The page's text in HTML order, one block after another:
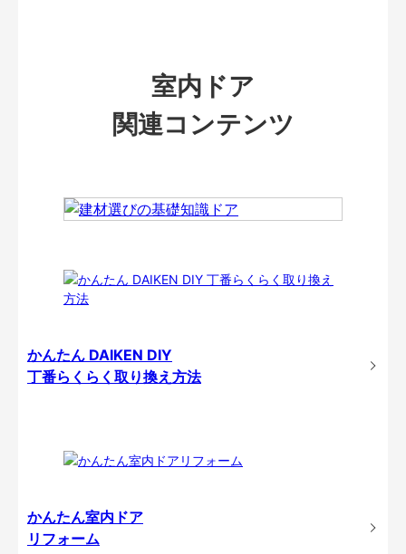
室内ドア
関連コンテンツ
かんたん DAIKEN DIY
丁番らくらく取り換え方法
かんたん室内ドア
リフォーム